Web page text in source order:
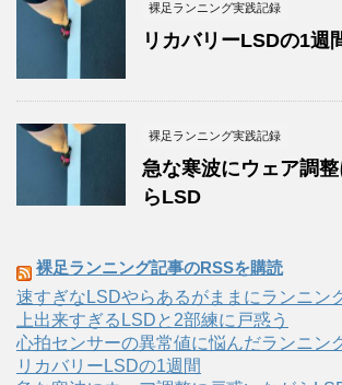
裸足ランニング実践記録
リカバリーLSDの1週
裸足ランニング実践記録
急な寒波にウェア調
らLSD
裸足ランニング記事のRSSを購読
速すぎなLSDやらあるがままにランニン
上出来すぎるLSDと2部練に戸惑う
心拍センサーの異常値に悩んだランニン
リカバリーLSDの1週間